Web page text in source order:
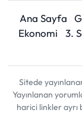
Ana Sayfa
Ekonomi
3.
Sitede
Yayınlanan
harici linkler ayrı